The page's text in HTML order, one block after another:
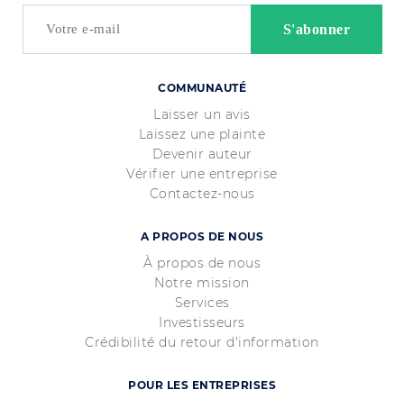
COMMUNAUTÉ
Laisser un avis
Laissez une plainte
Devenir auteur
Vérifier une entreprise
Contactez-nous
A PROPOS DE NOUS
À propos de nous
Notre mission
Services
Investisseurs
Crédibilité du retour d'information
POUR LES ENTREPRISES